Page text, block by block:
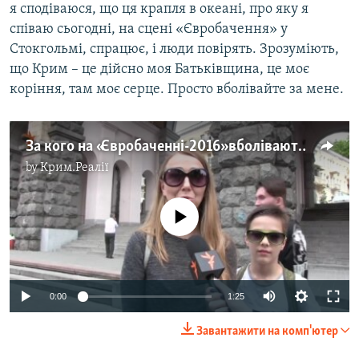
я сподіваюся, що ця крапля в океані, про яку я
співаю сьогодні, на сцені «Євробачення» у
Стокгольмі, спрацює, і люди повірять. Зрозуміють,
що Крим – це дійсно моя Батьківщина, це моє
коріння, там моє серце. Просто вболівайте за мене.
За кого на «Євробаченні-2016» вболівають у Києві? (опитування)
byКрим.Реалії
No media source currently available
0:00 1:25
Завантажити на комп'ютер